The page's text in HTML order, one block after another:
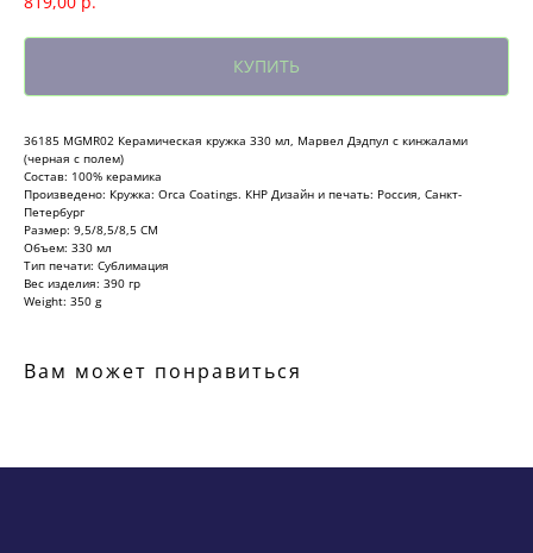
КУПИТЬ
36185 MGMR02 Керамическая кружка 330 мл, Марвел Дэдпул с кинжалами
(черная с полем)
Состав: 100% керамика
Произведено: Кружка: Orca Coatings. КНР Дизайн и печать: Россия, Санкт-
Петербург
Размер: 9,5/8,5/8,5 СМ
Объем: 330 мл
Тип печати: Сублимация
Вес изделия: 390 гр
Weight: 350 g
Вам может понравиться